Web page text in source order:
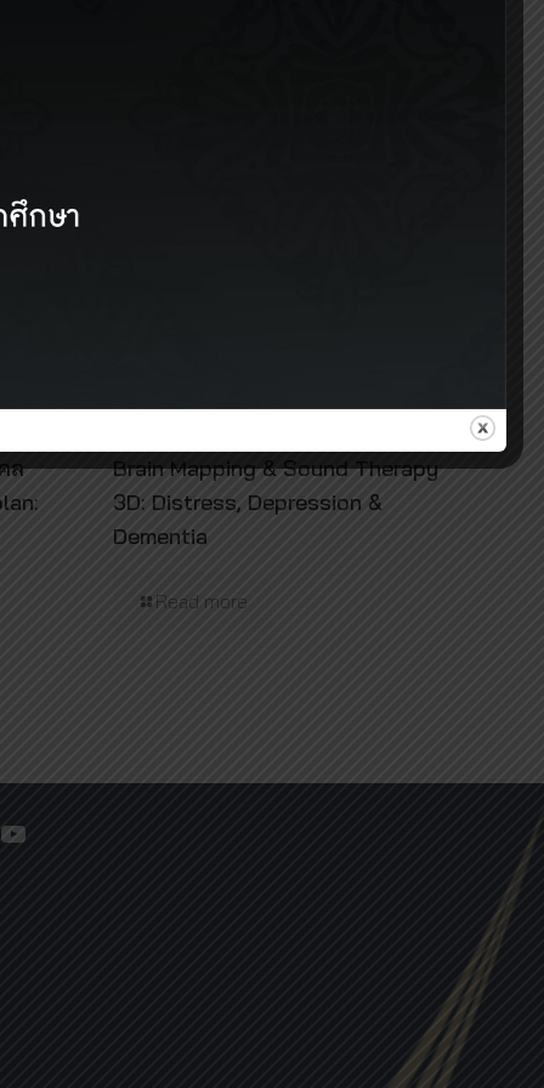
ล
Brain Mapping & Sound Therapy
3D: Distress, Depression &
Dementia
Read more